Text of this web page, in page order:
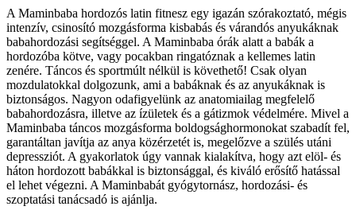
A Maminbaba hordozós latin fitnesz egy igazán szórakoztató, mégis
intenzív, csinosító mozgásforma kisbabás és várandós anyukáknak
babahordozási segítséggel. A Maminbaba órák alatt a babák a
hordozóba kötve, vagy pocakban ringatóznak a kellemes latin
zenére. Táncos és sportmúlt nélkül is követhető! Csak olyan
mozdulatokkal dolgozunk, ami a babáknak és az anyukáknak is
biztonságos. Nagyon odafigyelünk az anatomiailag megfelelő
babahordozásra, illetve az ízületek és a gátizmok védelmére. Mivel a
Maminbaba táncos mozgásforma boldogsághormonokat szabadít fel,
garantáltan javítja az anya közérzetét is, megelőzve a szülés utáni
depressziót. A gyakorlatok úgy vannak kialakítva, hogy azt elöl- és
háton hordozott babákkal is biztonsággal, és kiváló erősítő hatással
el lehet végezni. A Maminbabát gyógytornász, hordozási- és
szoptatási tanácsadó is ajánlja.